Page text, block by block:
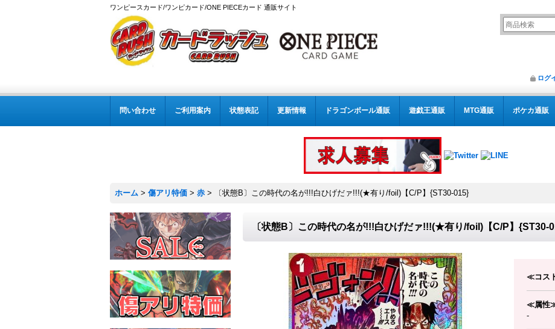
ワンピースカード/ワンピカード/ONE PIECEカード 通販サイト
ログ
問い合わせ ご利用案内 状態表記 更新情報 ドラゴンボール通販 遊戯王通販 MTG通販 ポケカ通販
ホーム > 傷アリ特価 > 赤 > 〔状態B〕この時代の名が!!!白ひげだァ!!!(★有り/foil)【C/P】{ST30-015}
〔状態B〕この時代の名が!!!白ひげだァ!!!(★有り/foil)【C/P】{ST30-
≪コス
≪属性
-